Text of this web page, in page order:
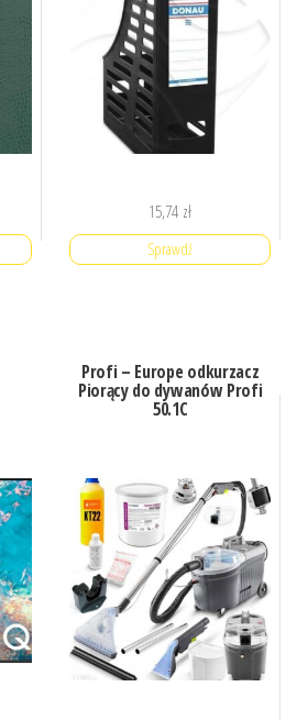
15,74 zł
Sprawdź
Profi – Europe odkurzacz
Piorący do dywanów Profi
50.1C